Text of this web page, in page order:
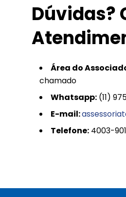
Dúvidas?
Área do
chamado
Whatsapp: (11)
E-mail:
Telefone: 4003-